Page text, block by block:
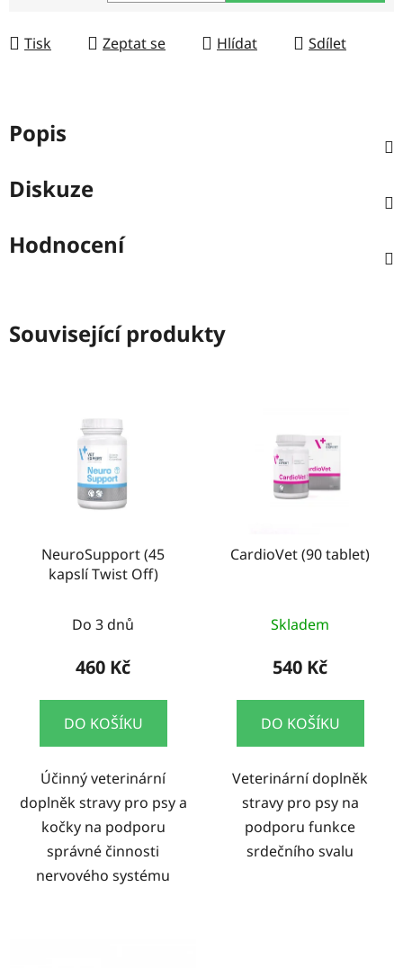
Tisk Zeptat se Hlídat Sdílet
Popis
Diskuze
Hodnocení
Související produkty
NeuroSupport (45
kapslí Twist Off)
Do 3 dnů
460 Kč
DO KOŠÍKU
Účinný veterinární
doplněk stravy pro psy a
kočky na podporu
správné činnosti
nervového systému
CardioVet (90 tablet)
Skladem
540 Kč
DO KOŠÍKU
Veterinární doplněk
stravy pro psy na
podporu funkce
srdečního svalu